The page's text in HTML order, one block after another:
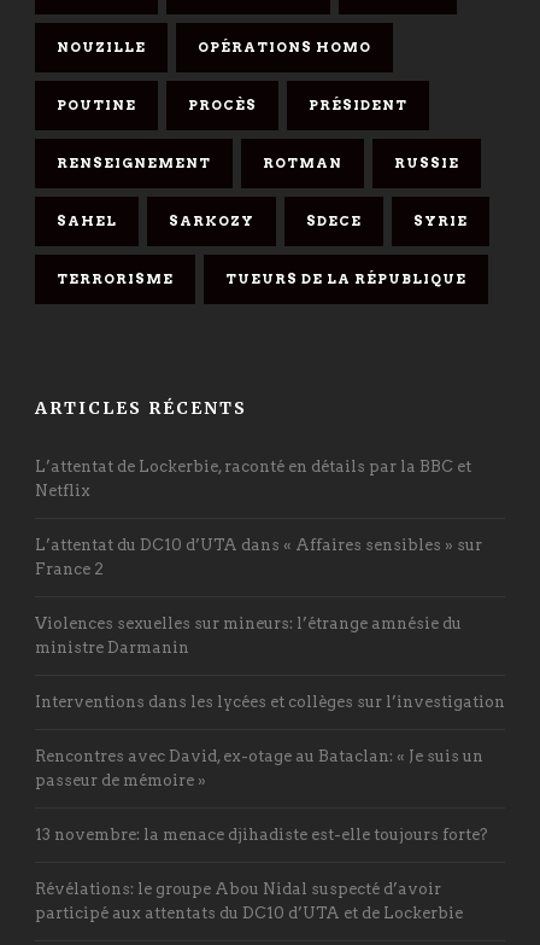
NOUZILLE OPÉRATIONS HOMO
POUTINE PROCÈS PRÉSIDENT
RENSEIGNEMENT ROTMAN RUSSIE
SAHEL SARKOZY SDECE SYRIE
TERRORISME TUEURS DE LA RÉPUBLIQUE
ARTICLES RÉCENTS
L’attentat de Lockerbie, raconté en détails par la BBC et
Netflix
L’attentat du DC10 d’UTA dans « Affaires sensibles » sur
France 2
Violences sexuelles sur mineurs: l’étrange amnésie du
ministre Darmanin
Interventions dans les lycées et collèges sur l’investigation
Rencontres avec David, ex-otage au Bataclan: « Je suis un
passeur de mémoire »
13 novembre: la menace djihadiste est-elle toujours forte?
Révélations: le groupe Abou Nidal suspecté d’avoir
participé aux attentats du DC10 d’UTA et de Lockerbie